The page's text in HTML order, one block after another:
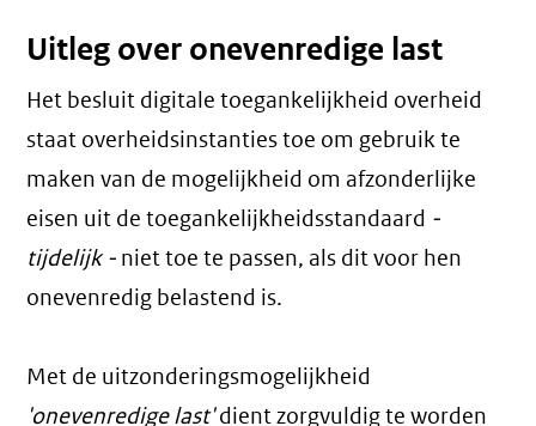
Uitleg over onevenredige last
Het besluit digitale toegankelijkheid overheid
staat overheidsinstanties toe om gebruik te
maken van de mogelijkheid om afzonderlijke
eisen uit de toegankelijkheidsstandaard -
tijdelijk - niet toe te passen, als dit voor hen
onevenredig belastend is.
Met de uitzonderingsmogelijkheid
'onevenredige last'dient zorgvuldig te worden